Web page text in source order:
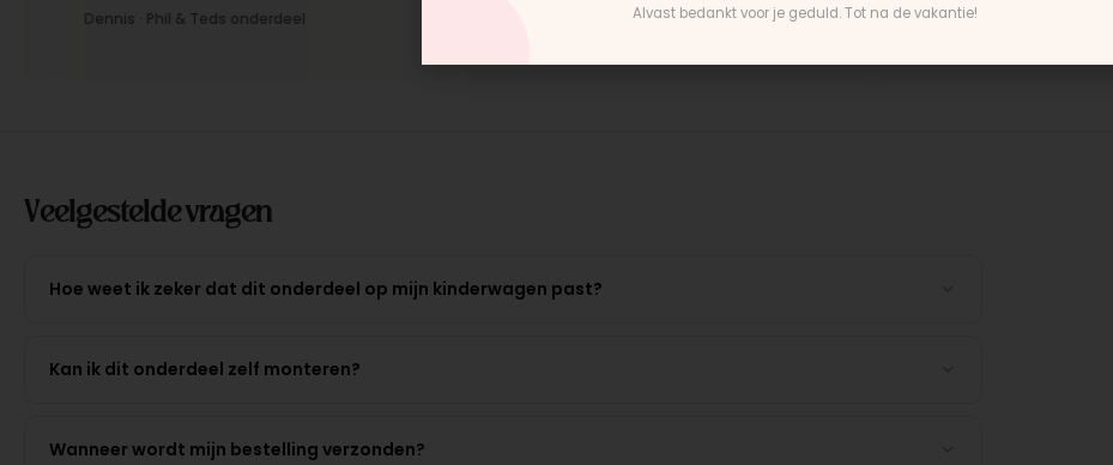
Dennis · Phil & Teds onderdeel Anne · Mountain Buggy wiel Rick · Bugaboo onderdeel
Veelgestelde vragen
Hoe weet ik zeker dat dit onderdeel op mijn kinderwagen past?
Kan ik dit onderdeel zelf monteren?
Wanneer wordt mijn bestelling verzonden?
Alvast bedankt voor je geduld. Tot na de vakantie!